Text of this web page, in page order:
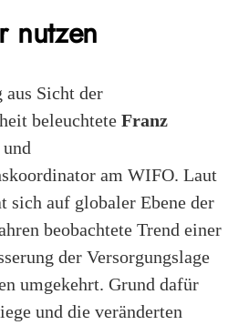
nutzen
aus Sicht der
beleuchtete Franz
am WIFO. Laut
sich auf globaler Ebene der
beobachtete Trend einer
der Versorgungslage
umgekehrt. Grund dafür
und die veränderten